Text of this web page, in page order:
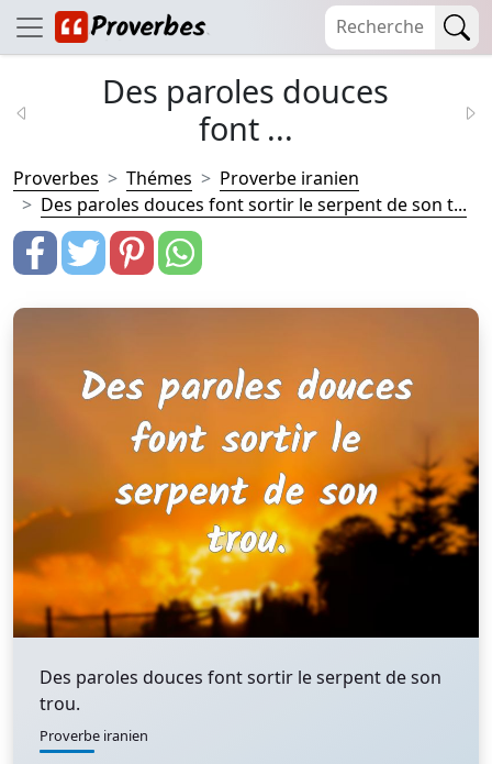
Des paroles douces
font ...
Proverbes Thémes
Proverbe iranien
Des paroles douces font sortir le serpent de son t...
Des paroles douces font sortir le serpent de son
trou.
Proverbe iranien